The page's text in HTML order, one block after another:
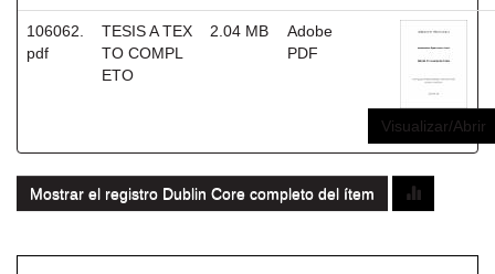
106062.
pdf
TESIS A TEX
TO COMPL
ETO
2.04 MB
Adobe
PDF
Visualizar/Abrir
Mostrar el registro Dublin Core completo del ítem